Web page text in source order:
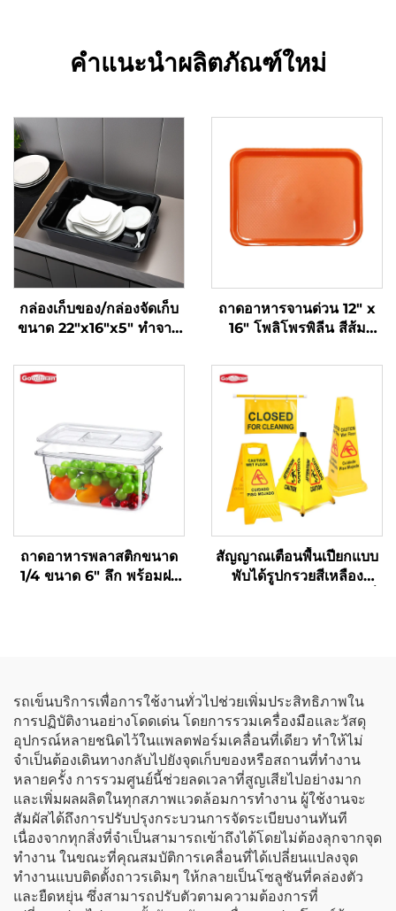
คำแนะนำผลิตภัณฑ์ใหม่
กล่องเก็บของ/กล่องจัดเก็บ
ขนาด 22"x16"x5" ทำจาก
ถาดอาหารจานด่วน 12" x
16" โพลิโพรพิลีน สีส้ม
ถาดอาหารพลาสติกขนาด
1/4 ขนาด 6" ลึก พร้อมฝา
สัญญาณเตือนพื้นเปียกแบบ
พับได้รูปกรวยสีเหลือง
รถเข็นบริการเพื่อการใช้งานทั่วไปช่วยเพิ่มประสิทธิภาพใน
การปฏิบัติงานอย่างโดดเด่น โดยการรวมเครื่องมือและวัสดุ
อุปกรณ์หลายชนิดไว้ในแพลตฟอร์มเคลื่อนที่เดียว ทำให้ไม่
จำเป็นต้องเดินทางกลับไปยังจุดเก็บของหรือสถานที่ทำงาน
หลายครั้ง การรวมศูนย์นี้ช่วยลดเวลาที่สูญเสียไปอย่างมาก
และเพิ่มผลผลิตในทุกสภาพแวดล้อมการทำงาน ผู้ใช้งานจะ
สัมผัสได้ถึงการปรับปรุงกระบวนการจัดระเบียบงานทันที
เนื่องจากทุกสิ่งที่จำเป็นสามารถเข้าถึงได้โดยไม่ต้องลุกจากจุด
ทำงาน ในขณะที่คุณสมบัติการเคลื่อนที่ได้เปลี่ยนแปลงจุด
ทำงานแบบติดตั้งถาวรเดิมๆ ให้กลายเป็นโซลูชันที่คล่องตัว
และยืดหยุ่น ซึ่งสามารถปรับตัวตามความต้องการที่